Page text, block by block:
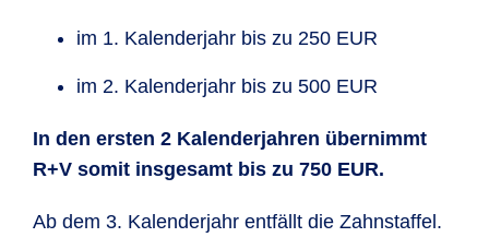
im 1. Kalenderjahr bis zu 250 EUR
im 2. Kalenderjahr bis zu 500 EUR
In den ersten 2 Kalenderjahren übernimmt
R+V somit insgesamt bis zu 750 EUR.
Ab dem 3. Kalender­jahr entfällt die Zahnstaffel.